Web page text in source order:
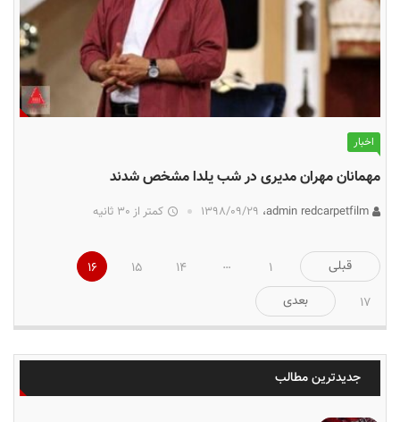
اخبار
مهمانان مهران مدیری در شب یلدا مشخص شدند
۱۳۹۸/۰۹/۲۹ کمتر از 30 ثانیه
صفحه‌بندی
نوشته‌ها
قبلی 1
…
14
15
16
17
بعدی
جدیدترین مطالب